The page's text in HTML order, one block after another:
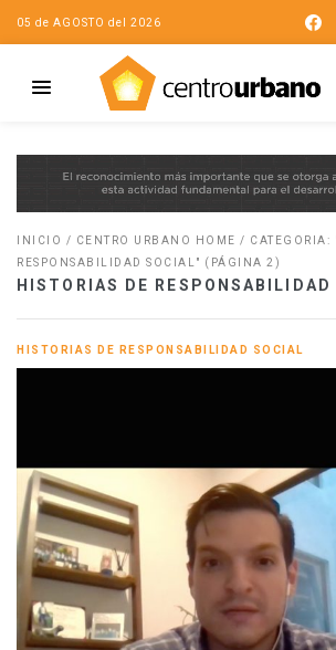
05 de AGOSTO del 2026
INICIO / CENTRO URBANO HOME / CATEGORIA:
RESPONSABILIDAD SOCIAL" (PÁGINA 2)
HISTORIAS DE RESPONSABILIDAD
HISTORIAS DE RESPONSABILIDAD SOCIAL